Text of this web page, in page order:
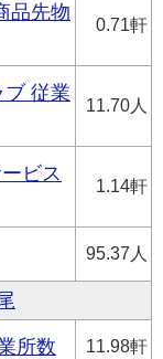
品先物
0.71軒
従業
11.70人
ビス
1.14軒
95.37人
所数 11.98軒